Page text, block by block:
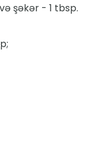
şəkər - 1 tbsp.